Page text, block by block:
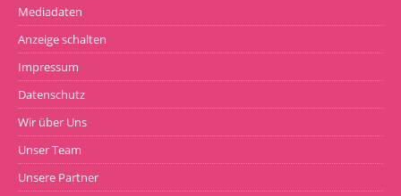
Mediadaten
Anzeige schalten
Impressum
Datenschutz
Wir über Uns
Unser Team
Unsere Partner